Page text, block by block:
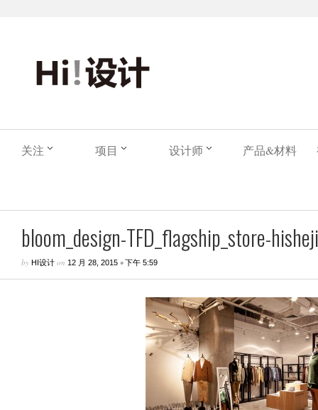
关注 项目 设计师 产品&材料
bloom_design-TFD_flagship_store-
by HI设计 on 12 月 28, 2015 •下午 5:59